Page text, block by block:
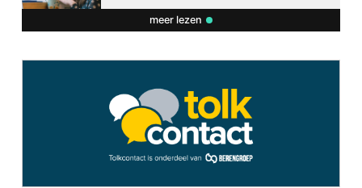
meer lezen